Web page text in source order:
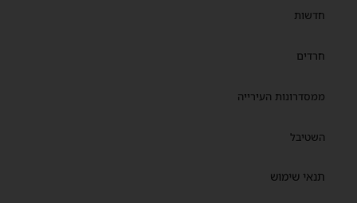
חדשות
חרדים
ממסדרונות העירייה
השטיבל
תנאי שימוש